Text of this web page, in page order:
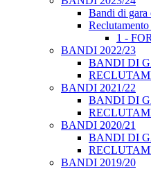
Bandi di gara
1 -
BANDI 2022/23
BANDI DI
BANDI 2021/22
BANDI DI
BANDI 2020/21
BANDI DI
BANDI 2019/20